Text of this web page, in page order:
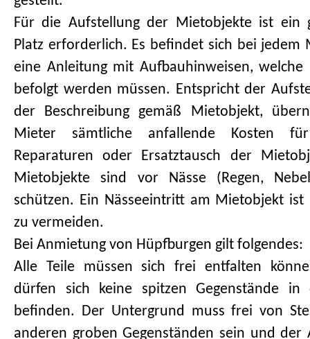
Für die Aufstellung der Mietobjekte ist ein
Platz erforderlich. Es befindet sich bei jedem
eine Anleitung mit Aufbauhinweisen, welche
befolgt werden müssen. Entspricht der
der Beschreibung gemäß Mietobjekt,
Mieter sämtliche anfallende Kosten
Reparaturen oder Ersatztausch der
Mietobjekte sind vor Nässe (Regen,
schützen. Ein Nässeeintritt am Mietobjekt ist
zu vermeiden.
Bei Anmietung von Hüpfburgen gilt folgendes:
Alle Teile müssen sich frei entfalten
dürfen sich keine spitzen Gegenstände in
befinden. Der Untergrund muss frei von
anderen groben Gegenständen sein und der